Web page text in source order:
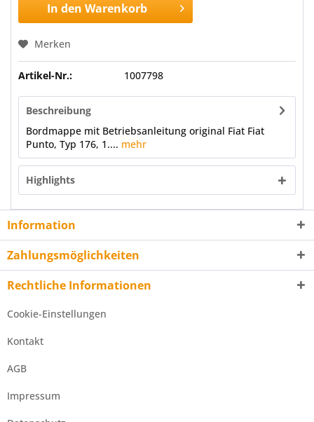
In den Warenkorb
Merken
Artikel-Nr.: 1007798
Beschreibung
Bordmappe mit Betriebsanleitung original Fiat Fiat
Punto, Typ 176, 1.... mehr
Highlights
Information
Zahlungsmöglichkeiten
Rechtliche Informationen
Cookie-Einstellungen
Kontakt
AGB
Impressum